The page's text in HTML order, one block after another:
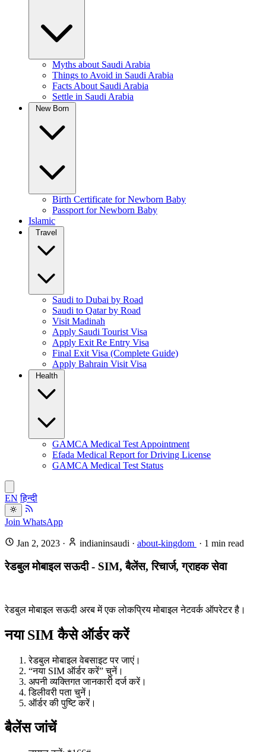
Myths about Saudi Arabia
Things to Avoid in Saudi Arabia
Facts About Saudi Arabia
Settle in Saudi Arabia
Birth Certificate for Newborn Baby
Passport for Newborn Baby
Islamic
Saudi to Dubai by Road
Saudi to Qatar by Road
Visit Madinah
Apply Saudi Tourist Visa
Apply Exit Re Entry Visa
Final Exit Visa (Complete Guide)
Apply Bahrain Visit Visa
GAMCA Medical Test Appointment
Efada Medical Report for Driving License
GAMCA Medical Test Status
EN हिन्दी
Join WhatsApp
Jan 2, 2023 · indianinsaudi · about-kingdom · 1 min read
रेडबुल मोबाइल सऊदी - SIM, बैलेंस, रिचार्ज, ग्राहक सेवा
रेडबुल मोबाइल सऊदी अरब में एक लोकप्रिय मोबाइल नेटवर्क ऑपरेटर है।
नया SIM कैसे ऑर्डर करें
रेडबुल मोबाइल वेबसाइट पर जाएं।
“नया SIM ऑर्डर करें” चुनें।
अपनी व्यक्तिगत जानकारी दर्ज करें।
डिलीवरी पता चुनें।
ऑर्डर की पुष्टि करें।
बैलेंस जांचें